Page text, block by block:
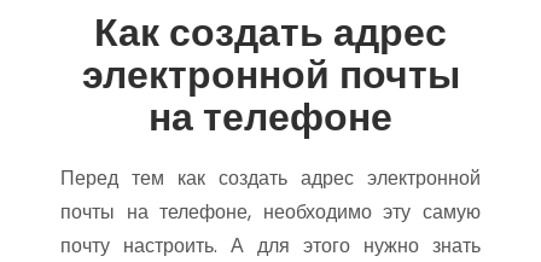
Как создать адрес
электронной почты
на телефоне
Перед тем как создать адрес электронной
почты на телефоне, необходимо эту самую
почту настроить. А для этого нужно знать